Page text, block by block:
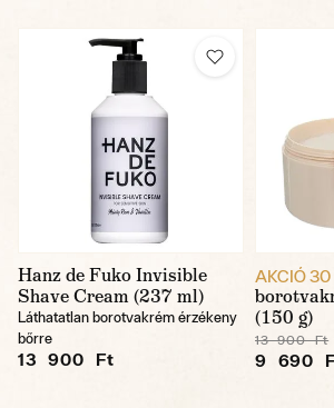
Hanz de Fuko Invisible
Shave Cream (237 ml)
Láthatatlan borotvakrém érzékeny
bőrre
13 900 Ft
AKCIÓ 30
(150 g)
13 900 Ft
9 690